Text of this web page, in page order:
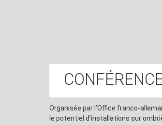
Organisée par l’Office franco-
le potentiel d’installations sur